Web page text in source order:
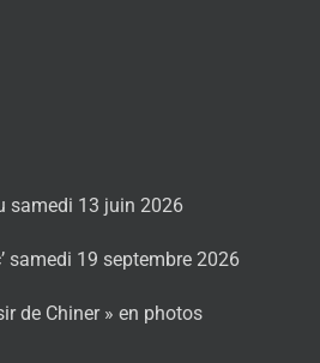
samedi 13 juin 2026
samedi 19 septembre 2026
de Chiner » en photos